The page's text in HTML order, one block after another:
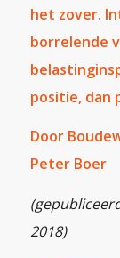
het zover.
borrelende
positie, dan
Door
Peter Boer
2018)